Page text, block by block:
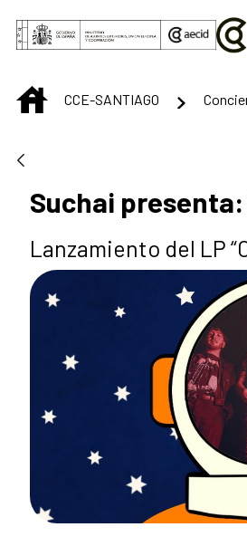
Saltar al contenido principal
INICIOCCE-SANTIAGO
Suchai
Lanzamiento del LP